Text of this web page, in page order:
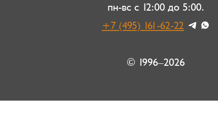
пн-вс с 12:00 до 5:00.
+7 (495) 161-62-22
© 1996–2026